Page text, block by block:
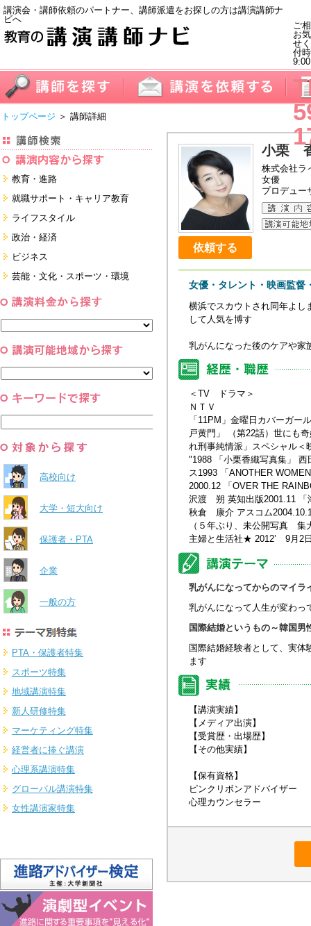
講演会・講師依頼のパートナー、講師派遣をお探しの方は講演講師ナ
ビへ
ご
お
せ
付
トップページ ＞ 講師詳細
教育・進路
進学・受験
教員・保護者
すべて
就職サポート・キャリア教育
就職サポートツール対策
面接・ディスカッション・マナー
対策
ライフスタイル
健康・美容・女性・食育
看護・介護・ボランティア
すべて
政治・経済
国際
日本
ビジネス
経営・マーケティング・ファイナ
ンス
コーチング・メンタルヘルス・人
芸能・文化・スポーツ・環境
スポーツ
すべて
高校向け
大学・短大向け
保護者・PTA
企業
一般の方
PTA・保護者特集
スポーツ特集
地域講演特集
新人研修特集
マーケティング特集
経営者に捧ぐ講演
心理系講演特集
グローバル講演特集
女性講演家特集
依頼する
小栗
株式会社ラ
女優
プロデュー
女優・タレント・映画監督
横浜でスカウトされ同年よし
して人気を博す
乳がんになった後のケアや家
＜TV ドラマ＞
ＮＴＶ
「11PM」金曜日カバーガー
戸黄門」 （第22話）世にも
れ刑事純情派」スペシャル
"1988 「小栗香織写真集」
ス1993 「ANOTHER
2000.12 「OVER THE
沢渡 朔 英知出版2001.11 「
秋倉 康介 アスコム
（５年ぶり、未公開写真
主婦と生活社★ 2012’ 9
乳がんになってからのマイラ
乳がんになって人生が変わっ
国際結婚というもの～韓国男
国際結婚経験者として、実
ます
【講演実績】
【メディア出演】
【受賞歴・出場歴】
【その他実績】
【保有資格】
ピンクリボンアドバイザー
心理カウンセラー